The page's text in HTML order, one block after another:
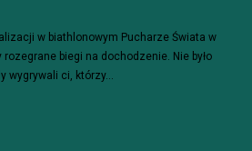
w biathlonowym Pucharze Świata w
biegi na dochodzenie. Nie było
wygrywali ci, którzy...